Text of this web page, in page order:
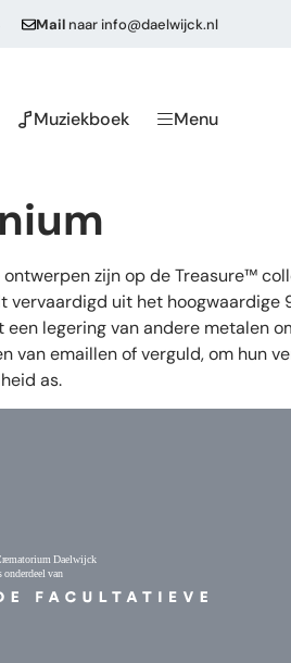
Mail naarinfo@daelwijck.nl
Muziekboek Menu
ontwerpen zijn op de Treasure™
vervaardigd uit het hoogwaardige
legering van andere metalen
van emaillen of verguld, om hun
as.